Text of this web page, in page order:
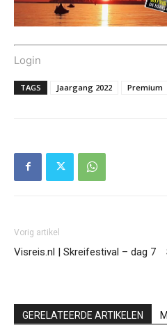
Login
TAGS Jaargang 2022 Premium
Vorig artikel
Visreis.nl | Skreifestival – dag 7
GERELATEERDE ARTIKELEN